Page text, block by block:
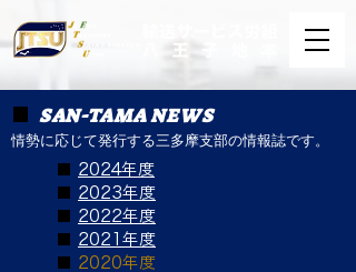
SAN-TAMA NEWS
情勢に応じて発行する三多摩支部の情報誌です。
2024年度
2023年度
2022年度
2021年度
2020年度